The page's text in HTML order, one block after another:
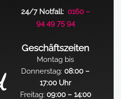
24/7 Notfall: 0160 –
94 49 75 94
Geschäftszeiten
Montag bis
Donnerstag:08:00 –
17:00 Uhr
Freitag: 09:00 – 14:00